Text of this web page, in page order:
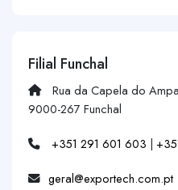
Filial Funchal
Rua da Capela do
9000-267 Funchal
+351 291 601 603 |
geral@exportech.com.pt